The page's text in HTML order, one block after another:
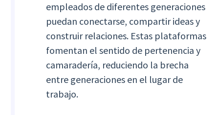
empleados de diferentes generaciones
puedan conectarse, compartir ideas y
construir relaciones. Estas plataformas
fomentan el sentido de pertenencia y
camaradería, reduciendo la brecha
entre generaciones en el lugar de
trabajo.